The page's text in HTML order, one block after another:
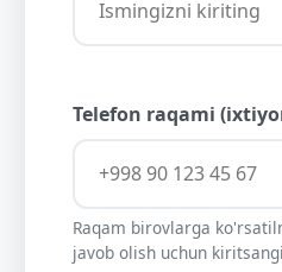
Telefon raqami
Raqam birovlarga
javob olish uchun